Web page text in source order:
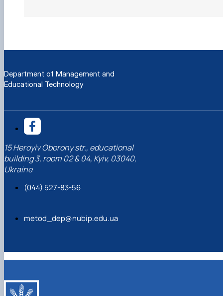
Department of Management and
Educational Technology
15 Heroyiv Oborony str., educational
building 3, room 02 & 04, Kyiv, 03040,
Ukraine
(044) 527-83-56
metod_dep@nubip.edu.ua